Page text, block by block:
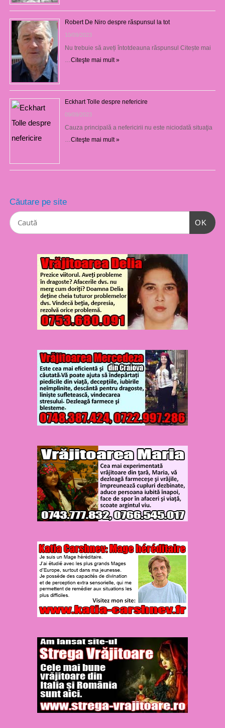
Robert De Niro despre răspunsul la tot
10/09/2023
Nu trebuie să aveți întotdeauna răspunsul Citește mai
Citeşte mai mult »
Eckhart Tolle despre nefericire
09/09/2023
Cauza principală a nefericirii nu este niciodată situaţia
Citeşte mai mult »
Căutare pe site
OK